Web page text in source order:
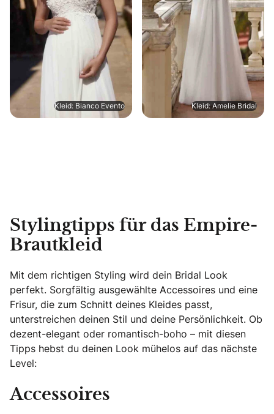
Kleid: Bianco Evento Kleid: Amelie Bridal
Stylingtipps für das Empire-
Brautkleid
Mit dem richtigen Styling wird dein Bridal Look
perfekt. Sorgfältig ausgewählte Accessoires und eine
Frisur, die zum Schnitt deines Kleides passt,
unterstreichen deinen Stil und deine Persönlichkeit. Ob
dezent-elegant oder romantisch-boho – mit diesen
Tipps hebst du deinen Look mühelos auf das nächste
Level:
Accessoires